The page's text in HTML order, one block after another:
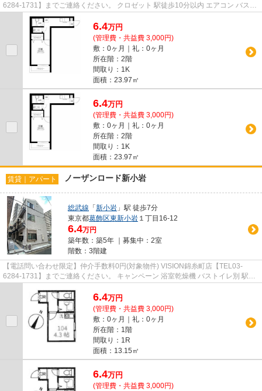
6284-1731】までご連絡ください。 クロゼット 駅徒歩10分以内 エアコン バスト
イレ別 ディンプルキー
6.4万円
(管理費・共益費 3,000円)
敷：0ヶ月｜礼：0ヶ月
所在階：2階
間取り：1K
面積：23.97㎡
6.4万円
(管理費・共益費 3,000円)
敷：0ヶ月｜礼：0ヶ月
所在階：2階
間取り：1K
面積：23.97㎡
賃貸｜アパート ノーザンロード新小岩
総武線 「新小岩 」駅 徒歩7分
東京都葛飾区東新小岩 １丁目16-12
6.4万円
築年数：築5年 ｜募集中： 2室
階数：3階建
【電話問い合わせ限定】仲介手数料0円(対象物件) VISION錦糸町店【TEL03-
6284-1731】までご連絡ください。 キャンペーン 浴室乾燥機 バストイレ別 駅徒
歩10分以内 エアコン
6.4万円
(管理費・共益費 3,000円)
敷：0ヶ月｜礼：0ヶ月
所在階：1階
間取り：1R
面積：13.15㎡
6.4万円
(管理費・共益費 3,000円)